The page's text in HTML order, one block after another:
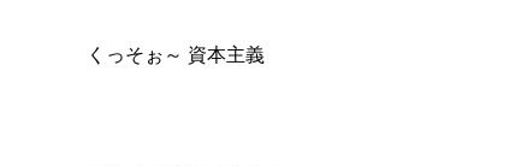
くっそぉ～ 資本主義